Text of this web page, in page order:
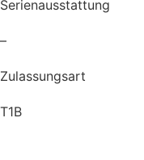
Serienausstattung
–
Zulassungsart
T1B